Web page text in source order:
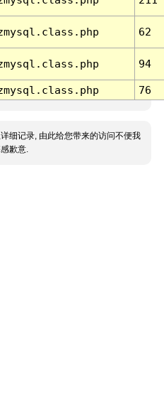
62
94
76
细记录, 由此给您带来的访问不便我
歉意.